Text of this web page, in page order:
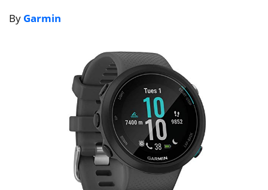
By Garmin